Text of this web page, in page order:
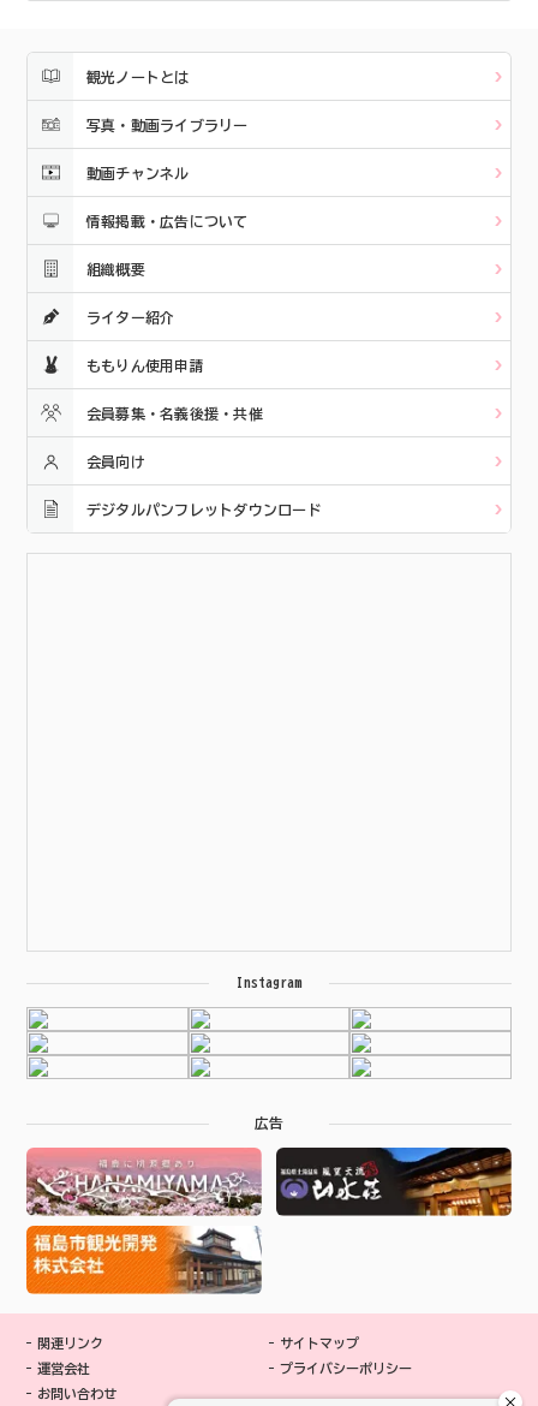
観光ノートとは
写真・動画ライブラリー
動画チャンネル
情報掲載・広告について
組織概要
ライター紹介
ももりん使用申請
会員募集・名義後援・共催
会員向け
デジタルパンフレットダウンロード
Instagram
広告
関連リンク
運営会社
お問い合わせ
サイトマップ
プライバシーポリシー